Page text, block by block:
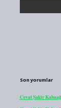
Son yorumlar
Cevat Şakir